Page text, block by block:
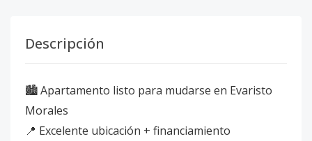
Descripción
🏙️ Apartamento listo para mudarse en Evaristo
Morales
📍 Excelente ubicación + financiamiento